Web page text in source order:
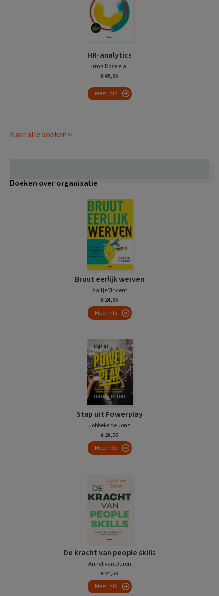
HR-analytics
Irma Doze e.a.
€ 49,95
Meer info
Naar alle boeken >
Boeken over organisatie
Bruut eerlijk werven
Aaltje Vincent
€ 24,95
Meer info
Stap uit Powerplay
Jobbeke de Jong
€ 28,50
Meer info
De kracht van people skills
Annet van Duren
€ 27,50
Meer info